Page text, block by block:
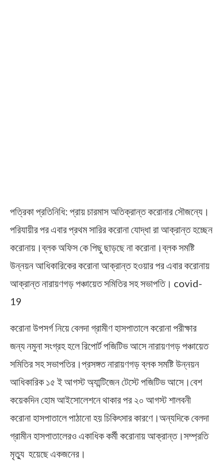
পত্রিকা প্রতিনিধি: প্রায় চারমাস অতিক্রান্ত করোনার সৌজন্যে।
পরিযায়ীর পর এবার প্রথম সারির করোনা যোদ্ধা রা আক্রান্ত হচ্ছেন
করোনায়।ব্লক অফিস কে পিছু ছাড়ছে না করোনা।ব্লক সমষ্টি
উন্নয়ন আধিকারিকের করোনা আক্রান্ত হওয়ার পর এবার করোনায়
আক্রান্ত নারায়ণগড় পঞ্চায়েত সমিতির সহ সভাপতি। covid-
19
করোনা উপসর্গ নিয়ে বেলদা গ্রামীণ হাসপাতালে করোনা পরীক্ষার
জন্য নমুনা সংগ্রহ হলে রিপোর্ট পজিটিভ আসে নারায়ণগড় পঞ্চায়েত
সমিতির সহ সভাপতির।প্রসঙ্গত নারায়ণগড় ব্লক সমষ্টি উন্নয়ন
আধিকারিক ১৫ ই আগস্ট অ্যান্টিজেন টেস্টে পজিটিভ আসে।বেশ
কয়েকদিন হোম আইসোলেশনে থাকার পর ২০ আগস্ট শালবনী
করোনা হাসপাতালে পাঠানো হয় চিকিৎসার কারণে।অন্যদিকে বেলদা
গ্রামীন হাসপাতালেরও একাধিক কর্মী করোনায় আক্রান্ত।সম্প্রতি
মৃত্যু হয়েছে একজনের।